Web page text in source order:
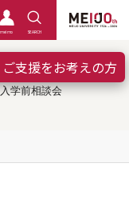
meimo SEARCH
ご支援をお考えの方
学前相談会